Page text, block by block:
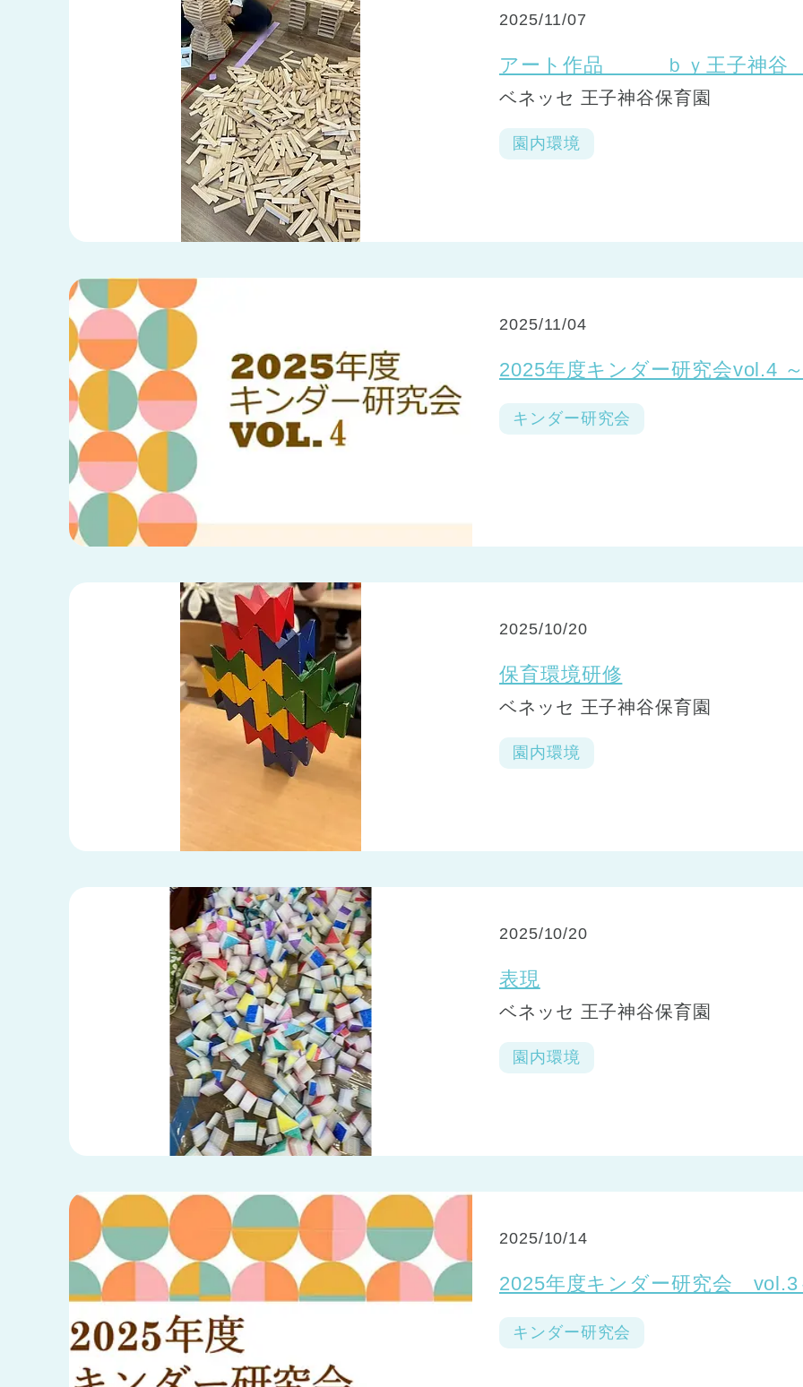
2025/11/07
アート作品 ｂｙ王子神
ベネッセ 王子神谷保育園
園内環境
2025/11/04
2025年度キンダー研究会vol.4
キンダー研究会
2025/10/20
保育環境研修
ベネッセ 王子神谷保育園
園内環境
2025/10/20
表現
ベネッセ 王子神谷保育園
園内環境
2025/10/14
2025年度キンダー研究会
キンダー研究会